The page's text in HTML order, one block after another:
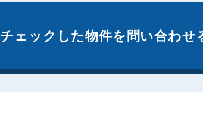
チェックした物件を 問い合わせ